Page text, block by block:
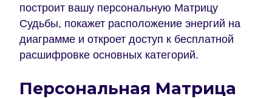
построит вашу персональную Матрицу
Судьбы, покажет расположение энергий на
диаграмме и откроет доступ к бесплатной
расшифровке основных категорий.
Персональная Матрица